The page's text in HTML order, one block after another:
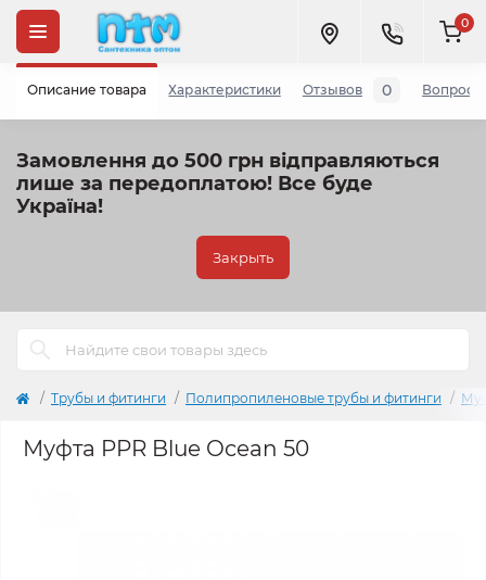
Замовлення до 500 грн відправляються
лише за передоплатою! Все буде
Україна!
Закрыть
0
Трубы и фитинги Полипропиленовые трубы и фитинги
Муфта PPR Blue Ocean 50
Описание товара Характеристики Отзывов 0 Вопросы